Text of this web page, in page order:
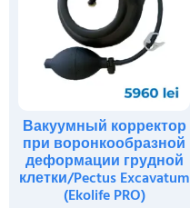
Вакуумный корректор
при воронкообразной
деформации грудной
клетки/Pectus Excavatum
(Ekolife PRO)